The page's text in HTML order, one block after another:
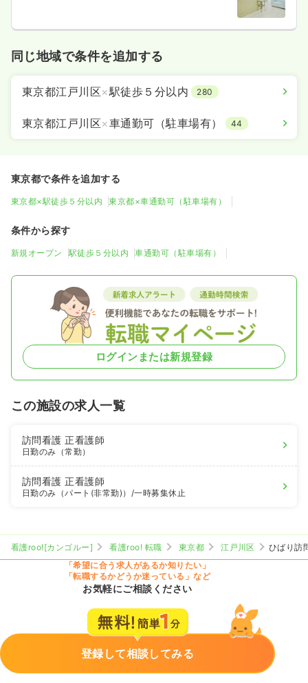
同じ地域で条件を追加する
東京都江戸川区×駅徒歩５分以内 280
東京都江戸川区×車通勤可（駐車場有） 44
東京都で条件を追加する
東京都×駅徒歩５分以内 東京都×車通勤可（駐車場有）
条件から探す
新規オープン 駅徒歩５分以内 車通勤可（駐車場有）
ログインまたは新規登録
この施設の求人一覧
訪問看護正看護師
日勤のみ（常勤）
訪問看護正看護師
日勤のみ（パート(非常勤)） /一時募集休止
看護roo![カンゴルー] 看護roo! 転職 東京都 江戸川区
ひばり訪
「希望に合う求人があるか知りたい」
「転職するかどうか迷っている」など
お気軽にご相談ください
登録して相談してみる